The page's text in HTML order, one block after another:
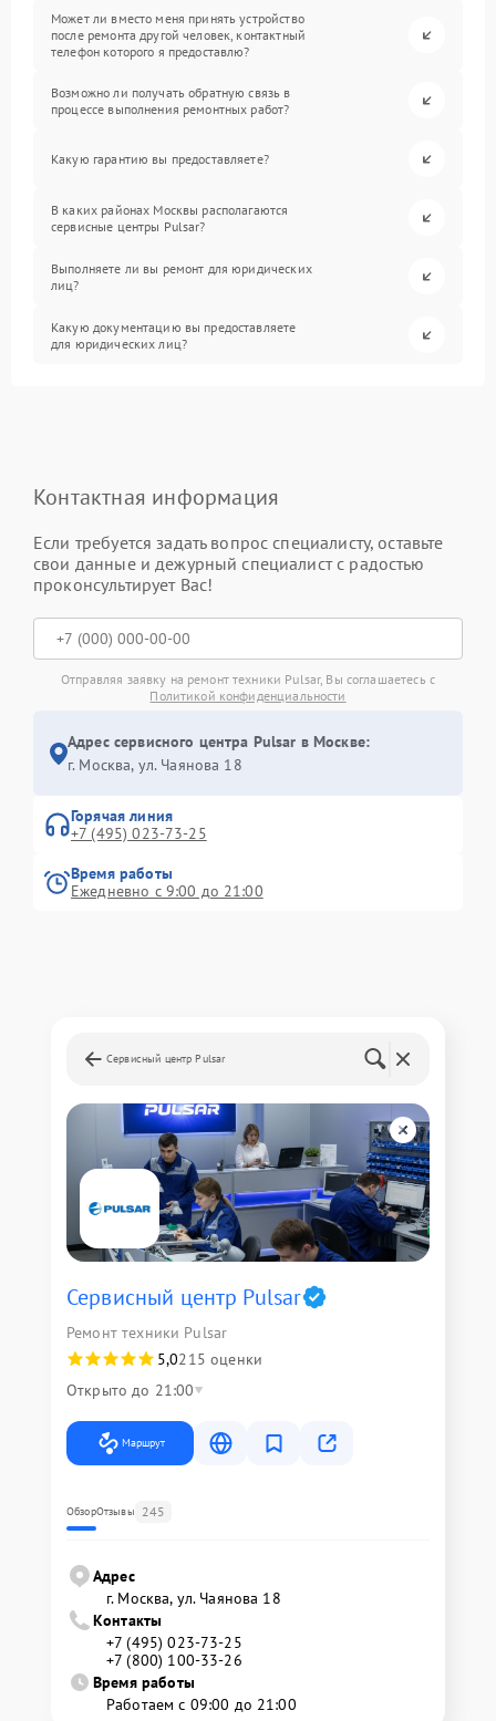
Может ли вместо меня принять устройство
после ремонта другой человек, контактный
телефон которого я предоставлю?
Возможно ли получать обратную связь в
процессе выполнения ремонтных работ?
Какую гарантию вы предоставляете?
В каких районах Москвы располагаются
сервисные центры Pulsar?
Выполняете ли вы ремонт для юридических
лиц?
Какую документацию вы предоставляете
для юридических лиц?
Контактная информация
Если требуется задать вопрос специалисту, оставьте
свои данные и дежурный специалист с радостью
проконсультирует Вас!
Отправляя заявку на ремонт техники Pulsar, Вы соглашаетесь с
Политикой конфиденциальности
Адрес сервисного центра Pulsar в Москве:
г. Москва, ул. Чаянова 18
Горячая линия
+7 (495) 023-73-25
Время работы
Ежедневно с 9:00 до 21:00
Сервисный центр Pulsar
Сервисный центр Pulsar
Ремонт техники Pulsar
5,0215 оценки
Открыто до 21:00
Маршрут
ОбзорОтзывы 245
Адрес
г. Москва, ул. Чаянова 18
Контакты
+7 (495) 023-73-25
+7 (800) 100-33-26
Время работы
Работаем с 09:00 до 21:00